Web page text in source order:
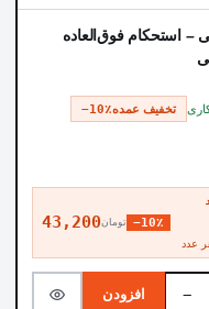
12.9 بهمنی – استحکام فوق‌العاده
تخفیف عمده−10٪
43,200تومان −10٪
− افزودن